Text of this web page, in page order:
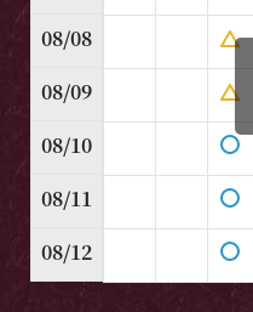
08/08
08/09
08/10
08/11
08/12